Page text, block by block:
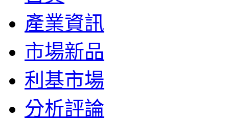
產業資訊
市場新品
利基市場
分析評論